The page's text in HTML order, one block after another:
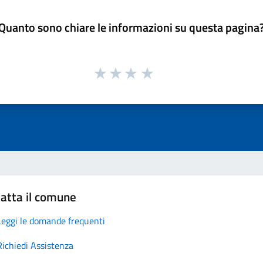
sono chiare le informazioni su questa
il comune
le domande frequenti
Assistenza